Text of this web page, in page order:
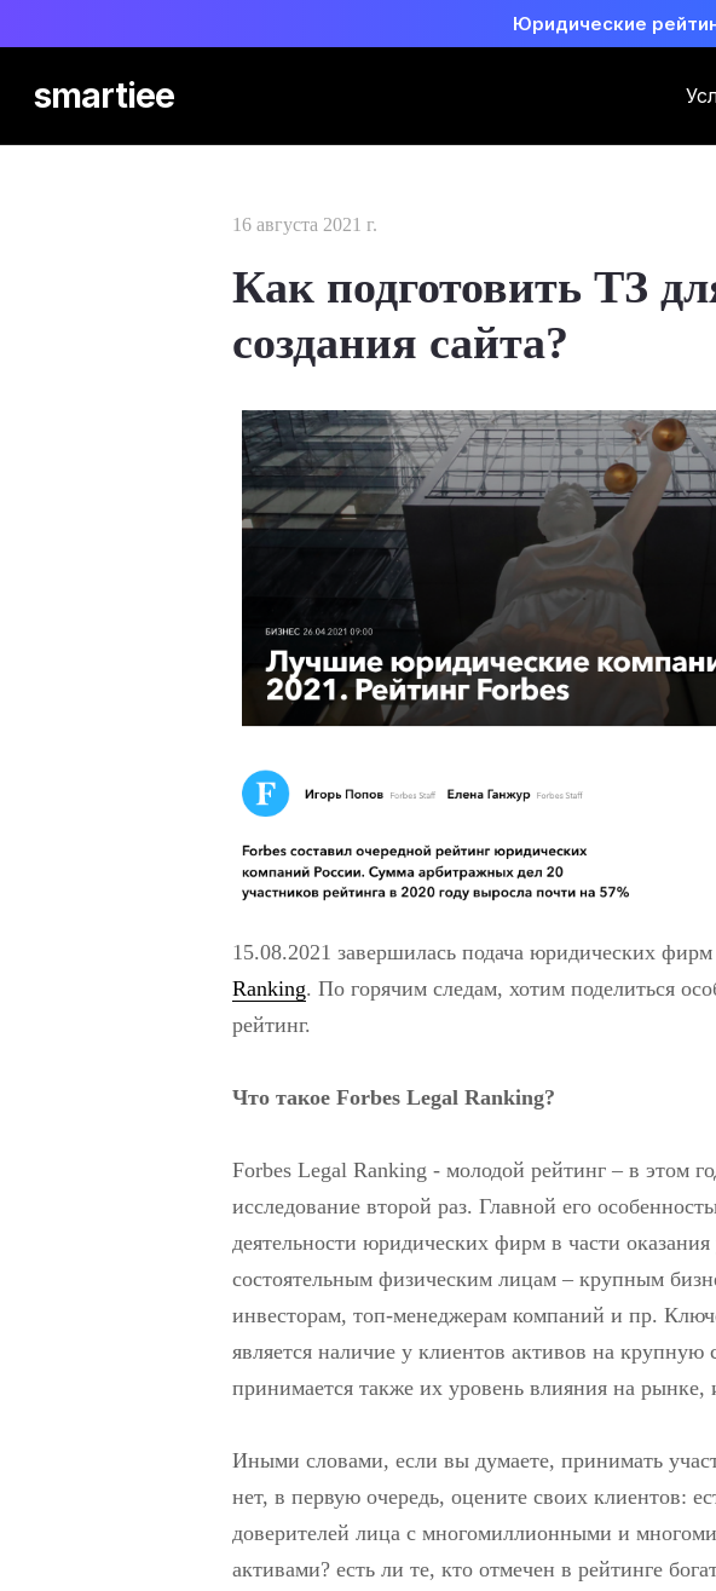
Юридические
smartiee
16 августа 2021 г.
Как подготовить ТЗ
создания сайта?
15.08.2021 завершилась подача юридических фирм
Ranking. По горячим следам, хотим поделиться
рейтинг.
Что такое Forbes Legal Ranking?
Forbes Legal Ranking - молодой рейтинг – в этом
исследование второй раз. Главной его
деятельности юридических фирм в части оказания
состоятельным физическим лицам – крупным
инвесторам, топ-менеджерам компаний и пр.
является наличие у клиентов активов на
принимается также их уровень влияния на рынке,
Иными словами, если вы думаете, принимать
нет, в первую очередь, оцените своих клиентов:
доверителей лица с многомиллионными и
активами? есть ли те, кто отмечен в рейтинге